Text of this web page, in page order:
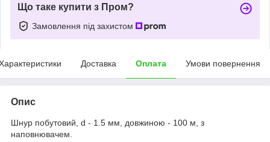
Що таке купити з Пром?
Замовлення під захистом
Доставка Оплата Умови повернення
Опис
Шнур побутовий, d - 1.5 мм, довжиною - 100 м, з
наповнювачем.